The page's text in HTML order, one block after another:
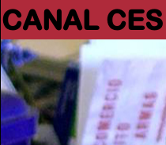
CANAL CES